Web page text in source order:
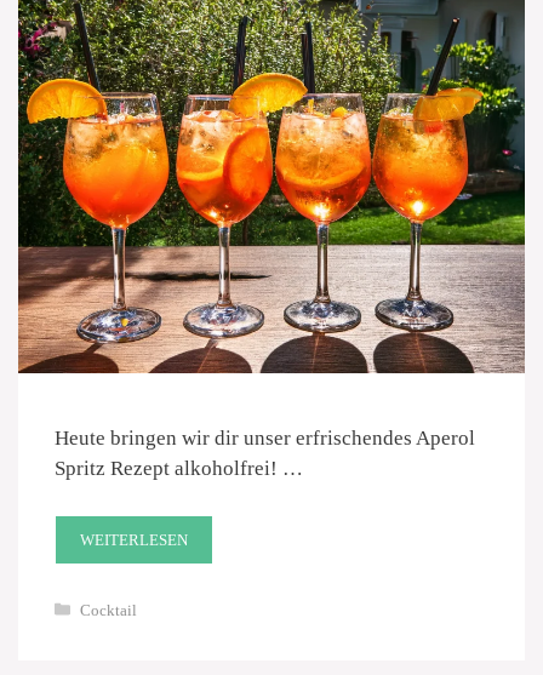
Heute bringen wir dir unser erfrischendes Aperol
Spritz Rezept alkoholfrei! …
WEITERLESEN
Kategorien
Cocktail